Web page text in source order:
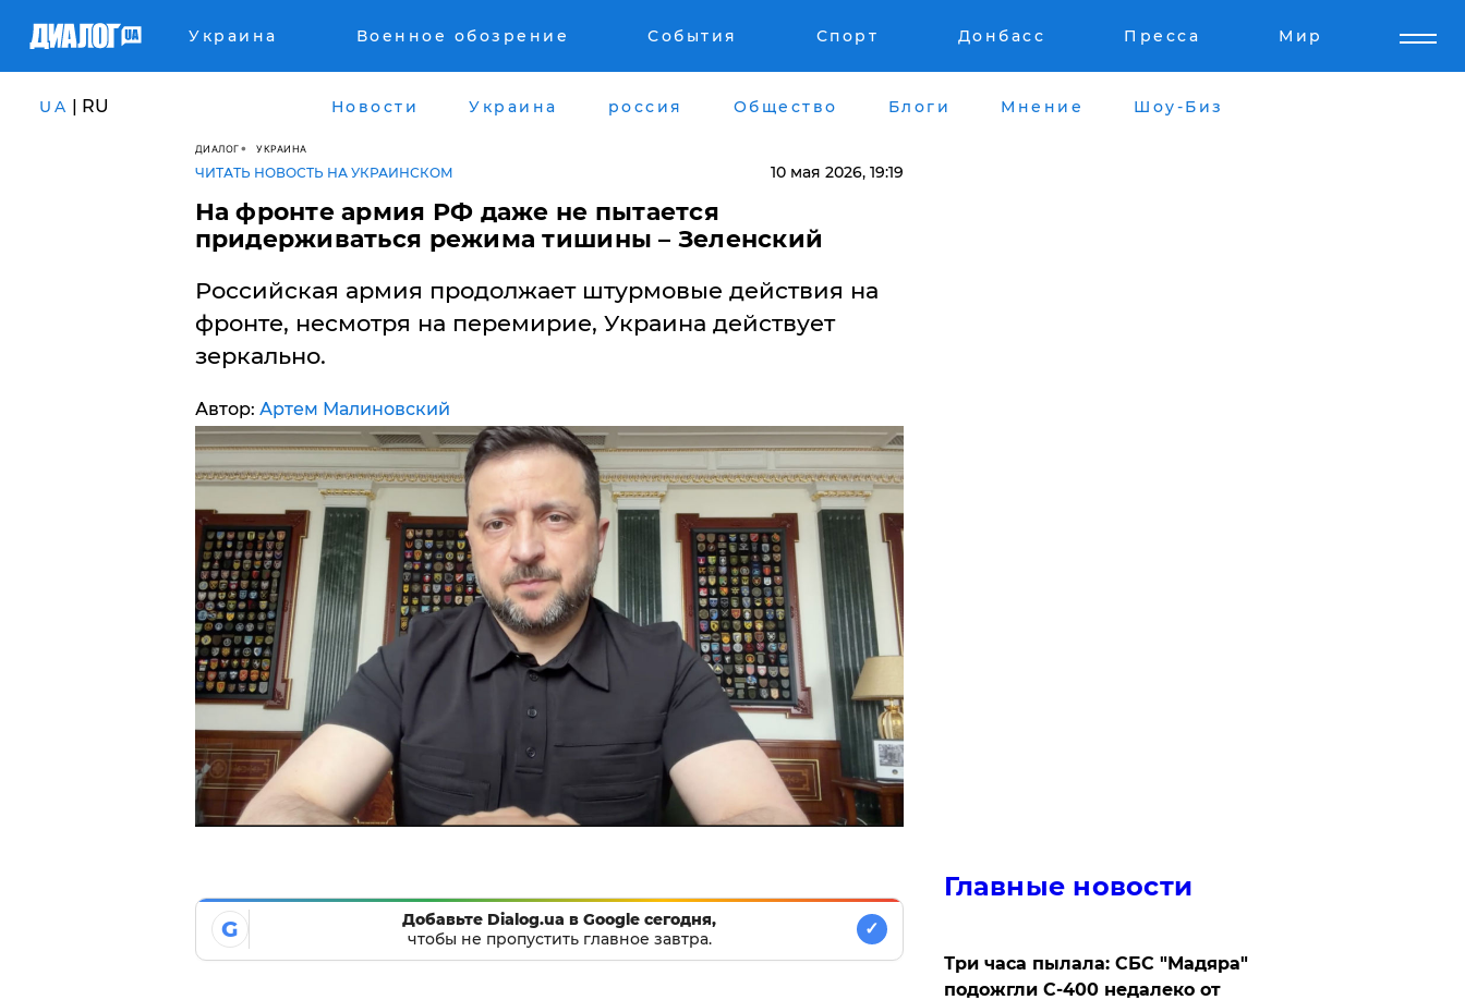
Украина Военное обозрение События Спорт Донбасс Пресса Мир
UA | RU Новости Украина россия Общество Блоги Мнение Шоу-Биз
ДИАЛОГ УКРАИНА
ЧИТАТЬ НОВОСТЬ НА УКРАИНСКОМ 10 мая 2026, 19:19
На фронте армия РФ даже не пытается
придерживаться режима тишины – Зеленский
Российская армия продолжает штурмовые действия на
фронте, несмотря на перемирие, Украина действует
зеркально.
Автор: Артем Малиновский
G
Добавьте Dialog.ua в Google сегодня,
чтобы не пропустить главное завтра.
✓
Главные новости
Три часа пылала: СБС "Мадяра"
подожгли С-400 недалеко от